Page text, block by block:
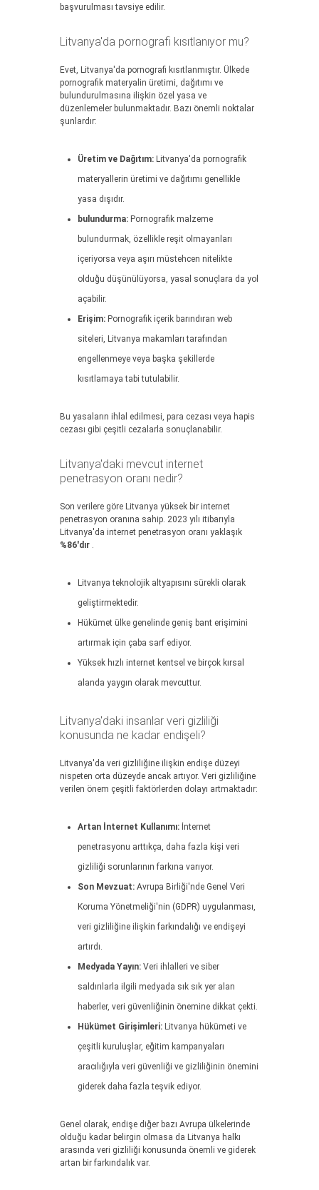
başvurulması tavsiye edilir.
Litvanya'da pornografi kısıtlanıyor mu?
Evet, Litvanya'da pornografi kısıtlanmıştır. Ülkede
pornografik materyalin üretimi, dağıtımı ve
bulundurulmasına ilişkin özel yasa ve
düzenlemeler bulunmaktadır. Bazı önemli noktalar
şunlardır:
Üretim ve Dağıtım: Litvanya'da pornografik
materyallerin üretimi ve dağıtımı genellikle
yasa dışıdır.
bulundurma: Pornografik malzeme
bulundurmak, özellikle reşit olmayanları
içeriyorsa veya aşırı müstehcen nitelikte
olduğu düşünülüyorsa, yasal sonuçlara da yol
açabilir.
Erişim: Pornografik içerik barındıran web
siteleri, Litvanya makamları tarafından
engellenmeye veya başka şekillerde
kısıtlamaya tabi tutulabilir.
Bu yasaların ihlal edilmesi, para cezası veya hapis
cezası gibi çeşitli cezalarla sonuçlanabilir.
Litvanya'daki mevcut internet
penetrasyon oranı nedir?
Son verilere göre Litvanya yüksek bir internet
penetrasyon oranına sahip. 2023 yılı itibarıyla
Litvanya'da internet penetrasyon oranı yaklaşık
%86'dır .
Litvanya teknolojik altyapısını sürekli olarak
geliştirmektedir.
Hükümet ülke genelinde geniş bant erişimini
artırmak için çaba sarf ediyor.
Yüksek hızlı internet kentsel ve birçok kırsal
alanda yaygın olarak mevcuttur.
Litvanya'daki insanlar veri gizliliği
konusunda ne kadar endişeli?
Litvanya'da veri gizliliğine ilişkin endişe düzeyi
nispeten orta düzeyde ancak artıyor. Veri gizliliğine
verilen önem çeşitli faktörlerden dolayı artmaktadır:
Artan İnternet Kullanımı: İnternet
penetrasyonu arttıkça, daha fazla kişi veri
gizliliği sorunlarının farkına varıyor.
Son Mevzuat: Avrupa Birliği'nde Genel Veri
Koruma Yönetmeliği'nin (GDPR) uygulanması,
veri gizliliğine ilişkin farkındalığı ve endişeyi
artırdı.
Medyada Yayın: Veri ihlalleri ve siber
saldırılarla ilgili medyada sık sık yer alan
haberler, veri güvenliğinin önemine dikkat çekti.
Hükümet Girişimleri: Litvanya hükümeti ve
çeşitli kuruluşlar, eğitim kampanyaları
aracılığıyla veri güvenliği ve gizliliğinin önemini
giderek daha fazla teşvik ediyor.
Genel olarak, endişe diğer bazı Avrupa ülkelerinde
olduğu kadar belirgin olmasa da Litvanya halkı
arasında veri gizliliği konusunda önemli ve giderek
artan bir farkındalık var.